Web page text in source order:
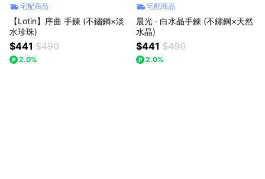
宅配商品
【Lotin】序曲 手鍊 (不鏽鋼×淡
水珍珠)
$441 $490
2.0%
宅配商品
晨光 ‧ 白水晶手鍊 (不鏽鋼×天然
水晶)
$441 $490
2.0%